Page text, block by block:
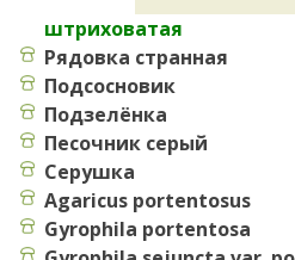
штриховатая
Рядовка странная
Подсосновик
Подзелёнка
Песочник серый
Серушка
Agaricus portentosus
Gyrophila portentosa